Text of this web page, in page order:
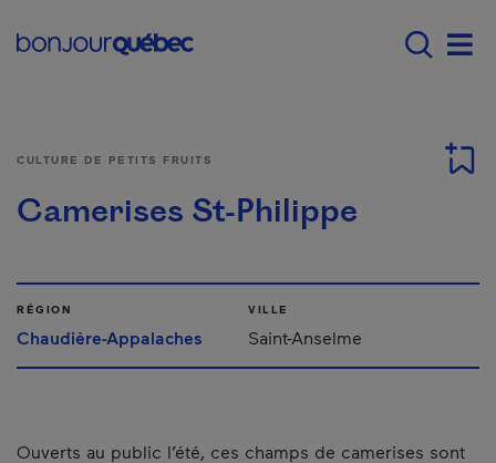
Main navigation -
CULTURE DE PETITS FRUITS
Camerises St-Philippe
RÉGION
Chaudière-Appalaches
VILLE
Saint-Anselme
Ouverts au public l’été, ces champs de camerises sont